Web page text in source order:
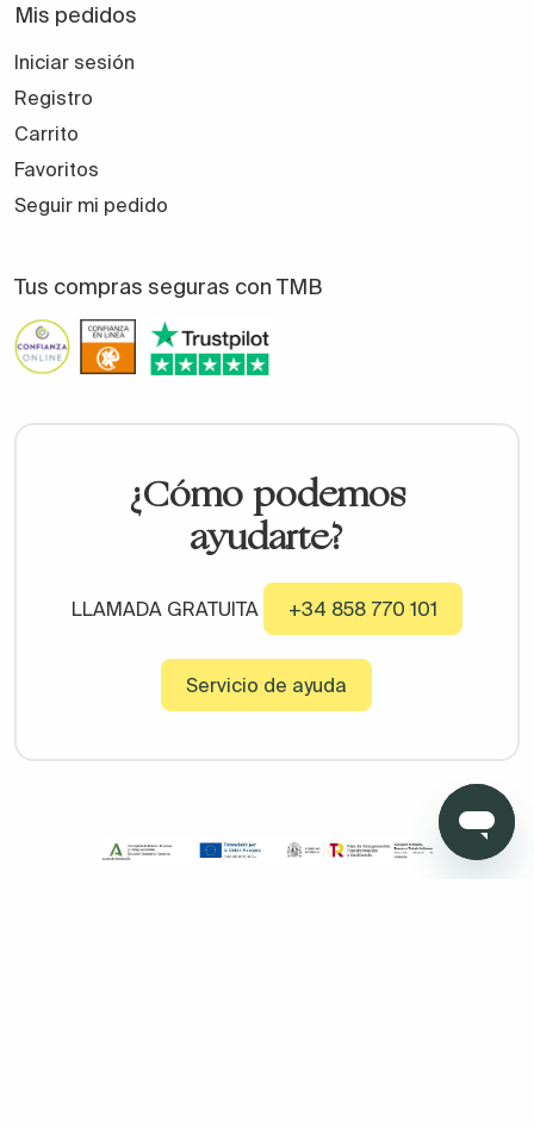
Mis pedidos
Iniciar sesión
Registro
Carrito
Favoritos
Seguir mi pedido
Tus compras seguras con TMB
¿Cómo podemos
ayudarte?
LLAMADA GRATUITA +34 858 770 101
Servicio de ayuda